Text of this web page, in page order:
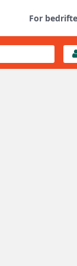
For
opp selv